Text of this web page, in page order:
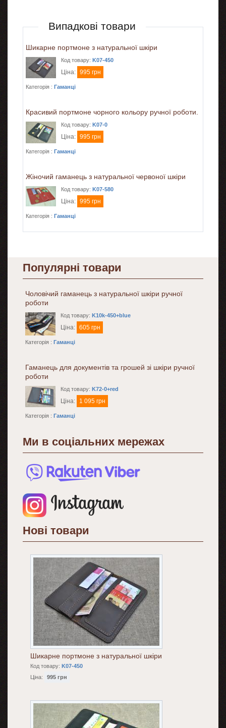
Випадкові товари
Шикарне портмоне з натуральної шкіри
Код товару: K07-450
Ціна: 995 грн
Категорія : Гаманці
Красивий портмоне чорного кольору ручної роботи.
Код товару: K07-0
Ціна: 995 грн
Категорія : Гаманці
Жіночий гаманець з натуральної червоної шкіри
Код товару: K07-580
Ціна: 995 грн
Категорія : Гаманці
Популярні товари
Чоловічий гаманець з натуральної шкіри ручної
роботи
Код товару: K10k-450+blue
Ціна: 605 грн
Категорія : Гаманці
Гаманець для документів та грошей зі шкіри ручної
роботи
Код товару: K72-0+red
Ціна: 1 095 грн
Категорія : Гаманці
Ми в соціальних мережах
Нові товари
Шикарне портмоне з натуральної шкіри
Код товару: K07-450
Ціна:
995 грн